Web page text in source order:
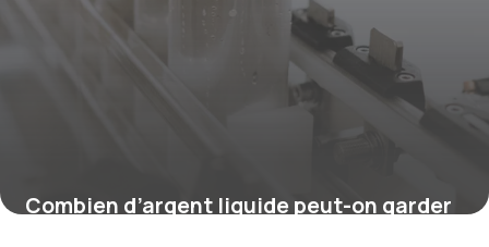
Combien d’argent liquide peut-on garder